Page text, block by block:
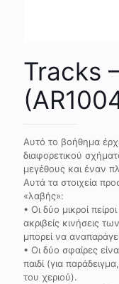
Tracks
Αυτό το βοήθημα
διαφορετικού
μεγέθους και έναν
Αυτά τα στοιχεία
«λαβής»:
• Οι δύο μικροί
ακριβείς κινήσεις
μπορεί να
• Οι δύο σφαίρες
παιδί (για
του χεριού).